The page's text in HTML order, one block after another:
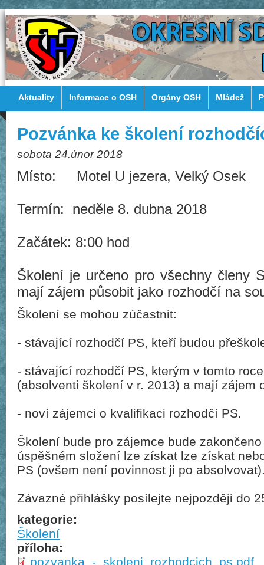
Aktuality Informace o OSH Orgány OSH Mládež
Pozvánka ke školení
sobota 24.únor 2018
Místo: Motel U jezera, Velký Osek
Termín: neděle 8. dubna 2018
Začátek: 8:00 hod
Školení je určeno pro všechny členy
mají zájem působit jako rozhodčí na
Školení se mohou zúčastnit:
- stávající rozhodčí PS, kteří budou
- stávající rozhodčí PS, kterým v tomto
(absolventi školení v r. 2013) a mají zájem
- noví zájemci o kvalifikaci rozhodčí PS.
Školení bude pro zájemce bude
úspěšném složení lze získat lze získat
PS (ovšem není povinnost ji po
Závazné přihlášky posílejte nejpozději do
kategorie:
Školení
příloha:
pozvanka_-_skoleni_rozhodcich_ps.pdf